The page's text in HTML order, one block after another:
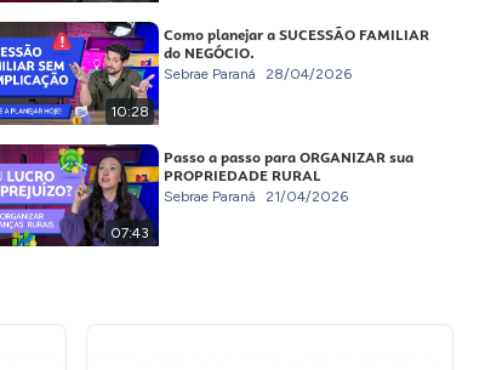
10:28
Como planejar a SUCESSÃO FAMILIAR
do NEGÓCIO.
Sebrae Paraná 28/04/2026
07:43
Passo a passo para ORGANIZAR sua
PROPRIEDADE RURAL
Sebrae Paraná 21/04/2026